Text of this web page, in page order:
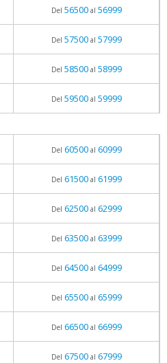
Del 56500al 56999
Del 57500al 57999
Del 58500al 58999
Del 59500al 59999
Del 60500al 60999
Del 61500al 61999
Del 62500al 62999
Del 63500al 63999
Del 64500al 64999
Del 65500al 65999
Del 66500al 66999
Del 67500al 67999